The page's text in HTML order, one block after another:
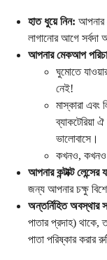
হাত ধুয়ে নিন: আপনার
লাগানোর আগে সর্বদা
আপনার মেকআপ
ঘুমোতে
নেই!
মাস্কারা
ব্যাকটেরিয়া
ভালোবাসে।
কখনও, কখনও
আপনার কন্টাক্ট লেন্সের
জন্য আপনার চক্ষু
অন্তর্নিহিত অবস্থার
পাতার প্রদাহ) থাকে,
পাতা পরিষ্কার করার